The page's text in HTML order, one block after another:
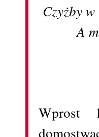
Czyżby
A
Wprost